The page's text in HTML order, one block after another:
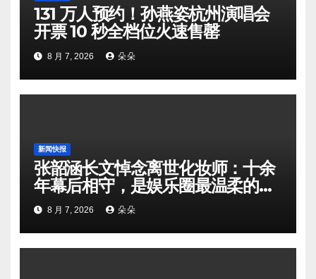
131 万人预约！孙燕姿杭州演唱会
开票 10 秒全档位火速售罄
8 月 7, 2026 朵朵
新闻快报
张韶涵长文悼念离世化妆师：十余
年幕后相守，是娱乐圈最温柔的双
向奔赴
8 月 7, 2026 朵朵